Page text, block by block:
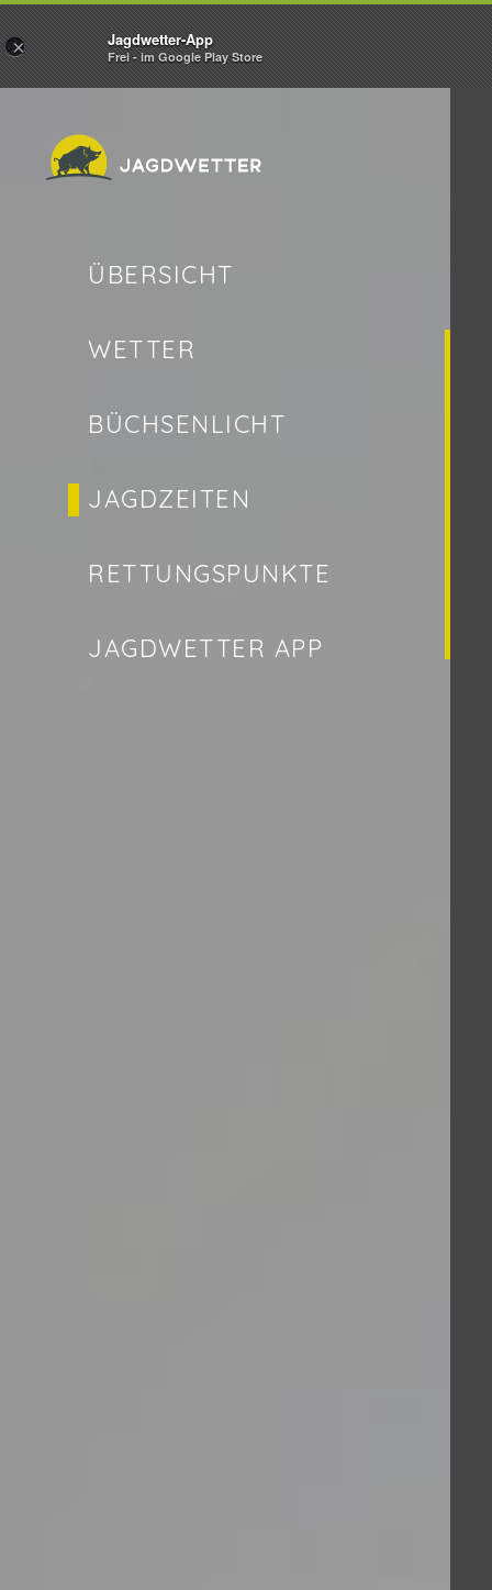
× Jagdwetter-App
Frei - im Google Play Store
ÜBERSICHT
WETTER
BÜCHSENLICHT
JAGDZEITEN
RETTUNGSPUNKTE
JAGDWETTER APP